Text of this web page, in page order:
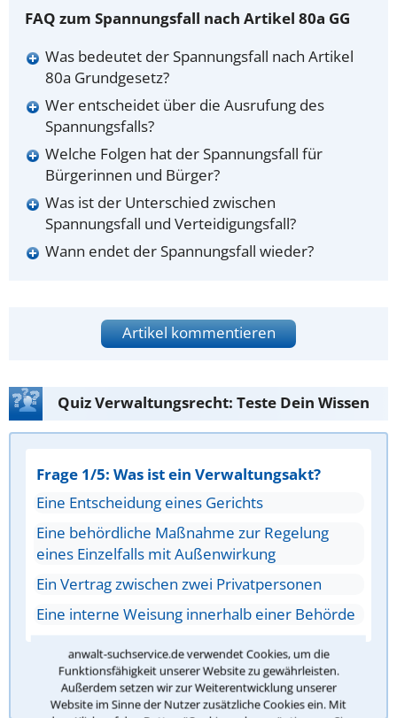
anwalt-suchservice.de verwendet Cookies, um die
Funktionsfähigkeit unserer Website zu gewährleisten.
Außerdem setzen wir zur Weiterentwicklung unserer
Website im Sinne der Nutzer zusätzliche Cookies ein. Mit
FAQ zum Spannungsfall nach Artikel 80a GG
Was bedeutet der Spannungsfall nach Artikel
80a Grundgesetz?
Wer entscheidet über die Ausrufung des
Spannungsfalls?
Welche Folgen hat der Spannungsfall für
Bürgerinnen und Bürger?
Was ist der Unterschied zwischen
Spannungsfall und Verteidigungsfall?
Wann endet der Spannungsfall wieder?
Artikel kommentieren
Quiz Verwaltungsrecht: Teste Dein Wissen
Frage 1/5: Was ist ein Verwaltungsakt?
Eine Entscheidung eines Gerichts
Eine behördliche Maßnahme zur Regelung
eines Einzelfalls mit Außenwirkung
Ein Vertrag zwischen zwei Privatpersonen
Eine interne Weisung innerhalb einer Behörde
Antwort überprüfen